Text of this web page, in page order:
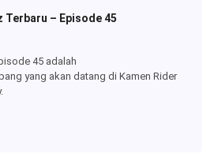
Terbaru – Episode 45
45 adalah
yang akan datang di Kamen Rider